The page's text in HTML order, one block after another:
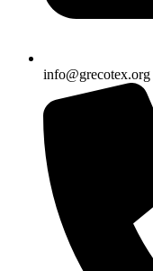
info@grecotex.org